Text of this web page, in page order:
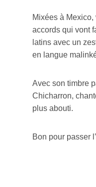
Mixées à
accords qui vont
latins avec un
en langue
Avec son timbre
Chicharron,
plus abouti.
Bon pour passer